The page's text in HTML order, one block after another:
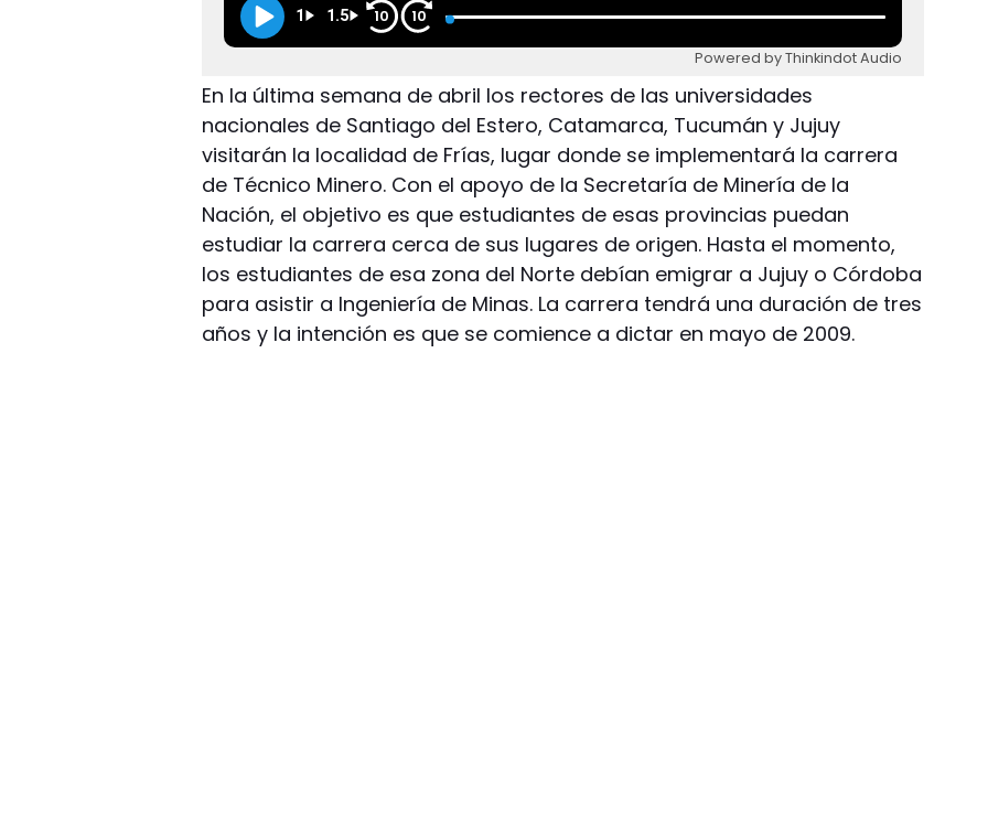
1 1.5 10 10
Powered by Thinkindot Audio
En la última semana de abril los rectores de las universidades
nacionales de Santiago del Estero, Catamarca, Tucumán y Jujuy
visitarán la localidad de Frías, lugar donde se implementará la carrera
de Técnico Minero. Con el apoyo de la Secretaría de Minería de la
Nación, el objetivo es que estudiantes de esas provincias puedan
estudiar la carrera cerca de sus lugares de origen. Hasta el momento,
los estudiantes de esa zona del Norte debían emigrar a Jujuy o Córdoba
para asistir a Ingeniería de Minas. La carrera tendrá una duración de tres
años y la intención es que se comience a dictar en mayo de 2009.